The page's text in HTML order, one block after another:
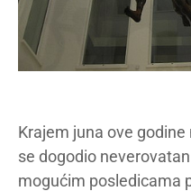
Krajem juna ove
se dogodio
mogućim posledicama